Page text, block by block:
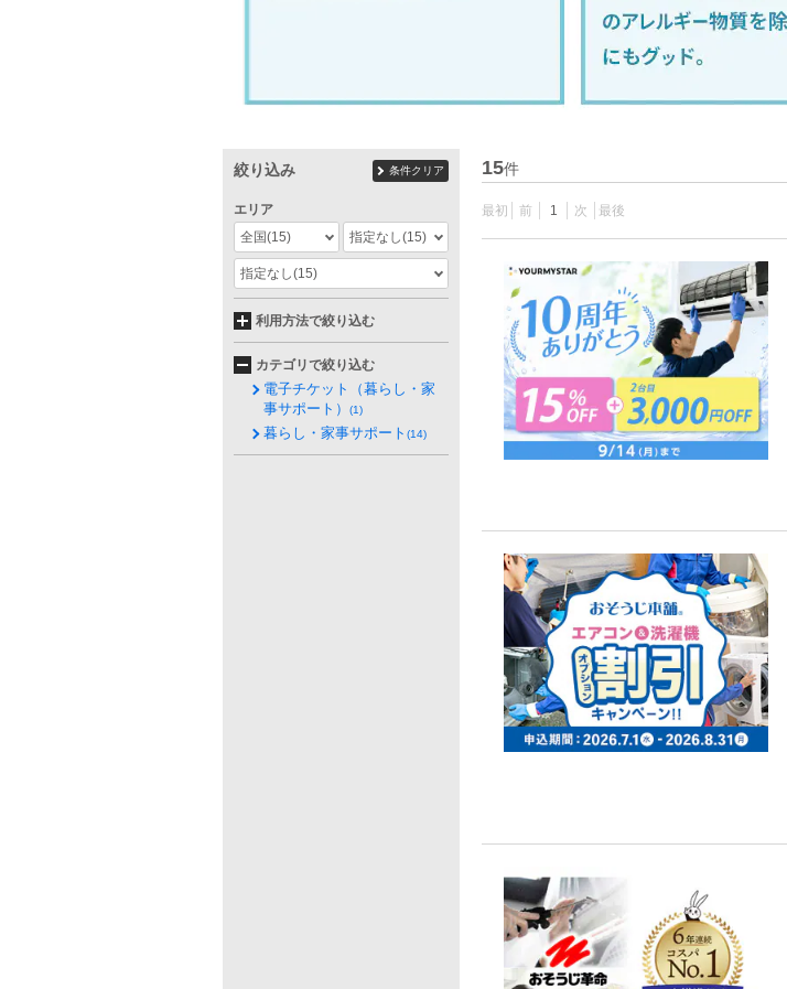
15件
最初 前 1 次 最後
絞り込み 条件クリア
エリア
全国(15) 指定なし(15)
指定なし(15)
利用方法で絞り込む
カテゴリで絞り込む
電子チケット（暮らし・家
事サポート）
(1)
暮らし・家事サポート (14)